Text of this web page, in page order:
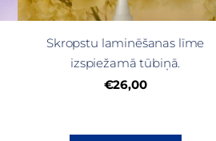
Skropstu laminēšanas līme
izspiežamā tūbiņā.
€26,00